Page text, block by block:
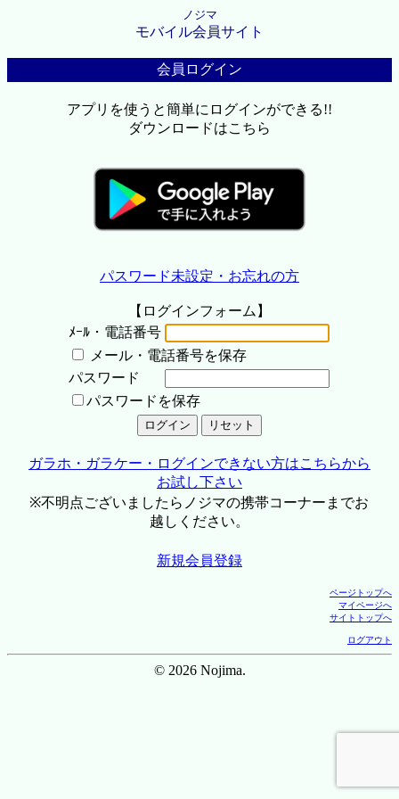
ノジマ
モバイル会員サイト
会員ログイン
アプリを使うと簡単にログインができる!!
ダウンロードはこちら
パスワード未設定・お忘れの方
【ログインフォーム】
ﾒｰﾙ・電話番号
メール・電話番号を保存
パスワード
パスワードを保存
ガラホ・ガラケー・ログインできない方はこちらから
お試し下さい
※不明点ございましたらノジマの携帯コーナーまでお
越しください。
新規会員登録
ページトップへ
マイページへ
サイトトップへ
ログアウト
© 2026 Nojima.